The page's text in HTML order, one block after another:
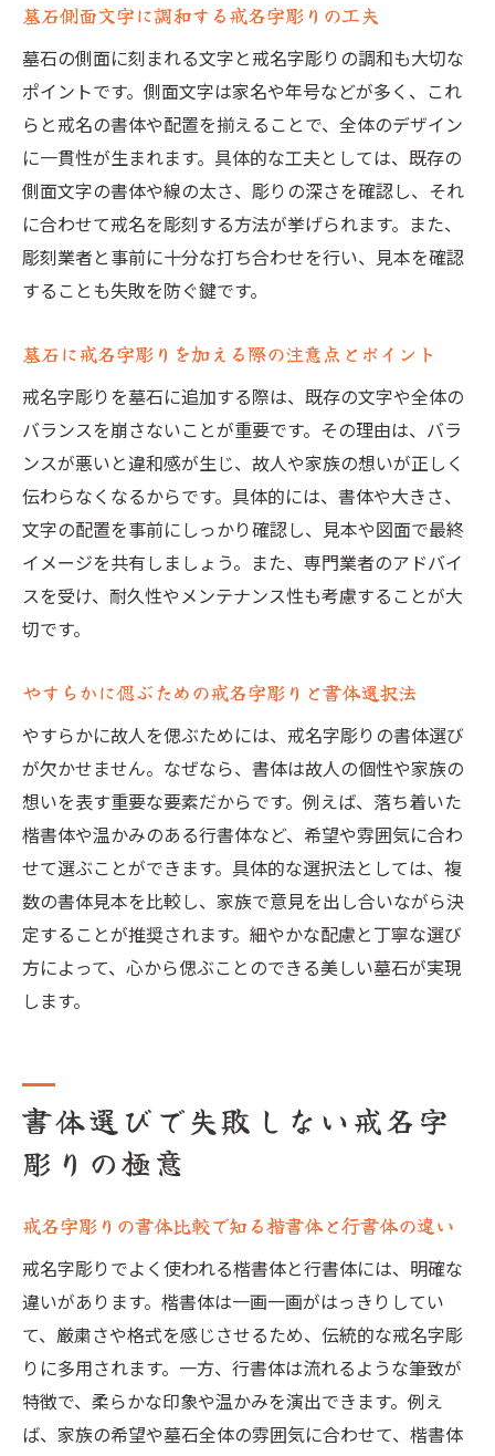
ント
書体による戒名字彫りの印象の違いと選択
基準
墓石全体の雰囲気に合う戒名字彫りの選び
方
墓石への戒名字彫りで大切な書体選定
墓石に合う戒名字彫りの書体選定ポイント
戒名字彫りの字体選びで失敗しないコツ
墓石名前彫り方を踏まえた書体合わせの工
夫
戒名字彫りの費用と書体選択の関係性につ
いて
石に名前を彫る際の戒名字彫り注意点まと
め
墓石やすらかに保つための戒名字彫り選び
書体を合わせた戒名字彫りの魅力とは
書体を統一した戒名字彫りの仕上がりがも
戒名字彫りで書体合わせを重視するメリッ
墓石側面文字との一体感を生む戒名字彫り
倶会一処の書体を活かした戒名字彫りの魅
力
戒名字彫りの書体合わせで伝わる家族の思
い
故人の個性を表す戒名字彫りの書体選択ポ
イント
戒名字彫りで思いを込めた書体合わせのコ
ツ
墓石名前彫り方と戒名字彫りの調和させ方
彩想意味が伝わる戒名字彫りの工夫とは
書体選びで後悔しない戒名字彫りの実践法
家族の願いを反映する戒名字彫りの選び方
後悔しない戒名字彫りの書体合わせ実践法
戒名字彫りの書体合わせで失敗しないため
墓石側面文字に調和する戒名字彫りの工夫
墓石の側面に刻まれる文字と戒名字彫りの調和も大切な
ポイントです。側面文字は家名や年号などが多く、これ
らと戒名の書体や配置を揃えることで、全体のデザイン
に一貫性が生まれます。具体的な工夫としては、既存の
側面文字の書体や線の太さ、彫りの深さを確認し、それ
に合わせて戒名を彫刻する方法が挙げられます。また、
彫刻業者と事前に十分な打ち合わせを行い、見本を確認
することも失敗を防ぐ鍵です。
墓石に戒名字彫りを加える際の注意点とポイント
戒名字彫りを墓石に追加する際は、既存の文字や全体の
バランスを崩さないことが重要です。その理由は、バラ
ンスが悪いと違和感が生じ、故人や家族の想いが正しく
伝わらなくなるからです。具体的には、書体や大きさ、
文字の配置を事前にしっかり確認し、見本や図面で最終
イメージを共有しましょう。また、専門業者のアドバイ
スを受け、耐久性やメンテナンス性も考慮することが大
切です。
やすらかに偲ぶための戒名字彫りと書体選択法
やすらかに故人を偲ぶためには、戒名字彫りの書体選び
が欠かせません。なぜなら、書体は故人の個性や家族の
想いを表す重要な要素だからです。例えば、落ち着いた
楷書体や温かみのある行書体など、希望や雰囲気に合わ
せて選ぶことができます。具体的な選択法としては、複
数の書体見本を比較し、家族で意見を出し合いながら決
定することが推奨されます。細やかな配慮と丁寧な選び
方によって、心から偲ぶことのできる美しい墓石が実現
します。
書体選びで失敗しない戒名字
彫りの極意
戒名字彫りの書体比較で知る楷書体と行書体の違い
戒名字彫りでよく使われる楷書体と行書体には、明確な
違いがあります。楷書体は一画一画がはっきりしてい
て、厳粛さや格式を感じさせるため、伝統的な戒名字彫
りに多用されます。一方、行書体は流れるような筆致が
特徴で、柔らかな印象や温かみを演出できます。例え
ば、家族の希望や墓石全体の雰囲気に合わせて、楷書体